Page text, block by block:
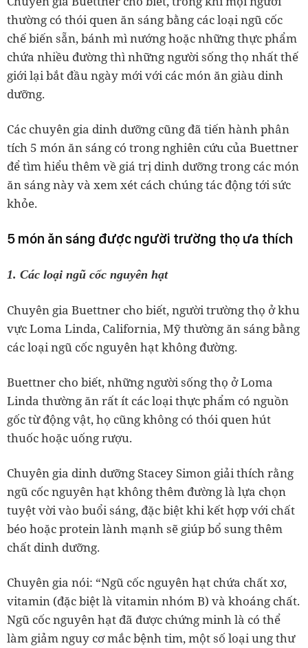
thường có thói quen ăn sáng bằng các loại ngũ cốc
chế biến sẵn, bánh mì nướng hoặc những thực phẩm
chứa nhiều đường thì những người sống thọ nhất thế
giới lại bắt đầu ngày mới với các món ăn giàu dinh
dưỡng.
Các chuyên gia dinh dưỡng cũng đã tiến hành phân
tích 5 món ăn sáng có trong nghiên cứu của Buettner
để tìm hiểu thêm về giá trị dinh dưỡng trong các món
ăn sáng này và xem xét cách chúng tác động tới sức
khỏe.
5 món ăn sáng được người trường thọ ưa thích
1. Các loại ngũ cốc nguyên hạt
Chuyên gia Buettner cho biết, người trường thọ ở khu
vực Loma Linda, California, Mỹ thường ăn sáng bằng
các loại ngũ cốc nguyên hạt không đường.
Buettner cho biết, những người sống thọ ở Loma
Linda thường ăn rất ít các loại thực phẩm có nguồn
gốc từ động vật, họ cũng không có thói quen hút
thuốc hoặc uống rượu.
Chuyên gia dinh dưỡng Stacey Simon giải thích rằng
ngũ cốc nguyên hạt không thêm đường là lựa chọn
tuyệt vời vào buổi sáng, đặc biệt khi kết hợp với chất
béo hoặc protein lành mạnh sẽ giúp bổ sung thêm
chất dinh dưỡng.
Chuyên gia nói: “Ngũ cốc nguyên hạt chứa chất xơ,
vitamin (đặc biệt là vitamin nhóm B) và khoáng chất.
Ngũ cốc nguyên hạt đã được chứng minh là có thể
làm giảm nguy cơ mắc bệnh tim, một số loại ung thư